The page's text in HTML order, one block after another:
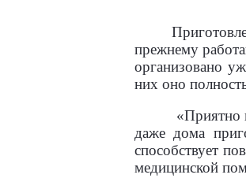
прежнему
организовано
них оно
«Приятно
даже дома
способствует
медицинской